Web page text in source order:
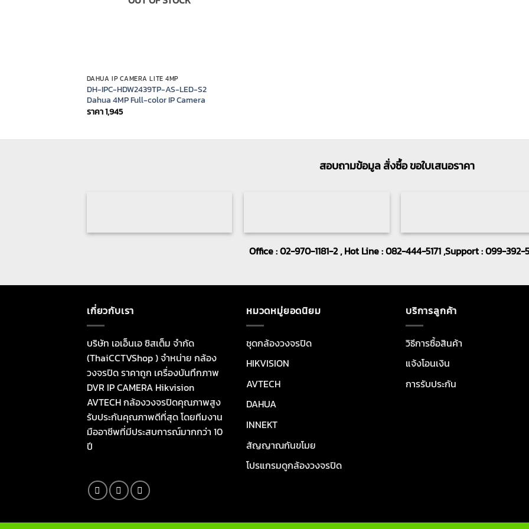
DAHUA IP CAMERA LITE 4MP
DH-IPC-HDW2439TP-AS-LED-S2
Dahua 4MP Full-color IP Camera
ราคา1,945
สอบถามข้อมูล สั่งซื้อ ขอใบเสนอราคา
Office : 02-970-1181-2 , Hot Line : 082-444-5171 ,Support : 099-392-
เกี่ยวกับเรา
บริษัท เอเอ็นเอ ซิสเต็ม จำกัด
(ThaiCCTVShop ) จำหน่าย กล้อง
วงจรปิด ราคาถูก เครื่องบันทึกภาพ
DVR IP CAMERA Hikvision
AVTECH กล้องวงจรปิดคุณภาพสูง
รับประกันคุณภาพดีที่สุด โดยทีมงาน
มืออาชีพที่มีประสบการณ์มากกว่า 10
ปี
หมวดหมู่ยอดนิยม
ชุดกล้องวงจรปิด
HIKVISION
AVTECH
DAHUA
INNEKT
สัญญาณกันขโมย
โปรแกรมดูกล้องวงจรปิด
บริการลูกค้า
วิธีการซื้อสินค้า
แจ้งโอนเงิน
การรับประกัน